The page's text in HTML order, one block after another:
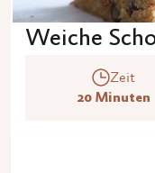
Weiche
Zeit
20 Minuten